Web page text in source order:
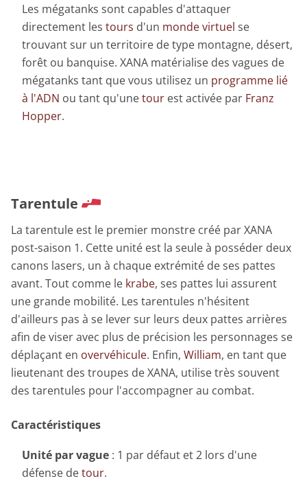
Les mégatanks sont capables d'attaquer
directement les tours d'un monde virtuel se
trouvant sur un territoire de type montagne, désert,
forêt ou banquise. XANA matérialise des vagues de
mégatanks tant que vous utilisez un programme lié
à l'ADN ou tant qu'unetour est activée par Franz
Hopper.
Tarentule
La tarentule est le premier monstre créé par XANA
post-saison 1. Cette unité est la seule à posséder deux
canons lasers, un à chaque extrémité de ses pattes
avant. Tout comme le krabe, ses pattes lui assurent
une grande mobilité. Les tarentules n'hésitent
d'ailleurs pas à se lever sur leurs deux pattes arrières
afin de viser avec plus de précision les personnages se
déplaçant en overvéhicule. Enfin, William, en tant que
lieutenant des troupes de XANA, utilise très souvent
des tarentules pour l'accompagner au combat.
Caractéristiques
Unité par vague : 1 par défaut et 2 lors d'une
défense detour.